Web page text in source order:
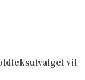
vil